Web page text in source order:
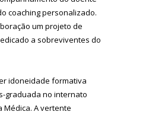
coaching personalizado.
um projeto de
a sobreviventes do
idoneidade formativa
graduada no internato
Médica. A vertente